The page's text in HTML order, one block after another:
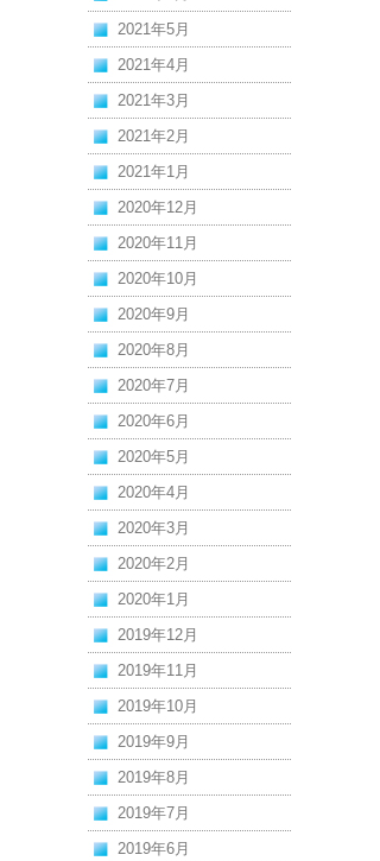
2021年5月
2021年4月
2021年3月
2021年2月
2021年1月
2020年12月
2020年11月
2020年10月
2020年9月
2020年8月
2020年7月
2020年6月
2020年5月
2020年4月
2020年3月
2020年2月
2020年1月
2019年12月
2019年11月
2019年10月
2019年9月
2019年8月
2019年7月
2019年6月